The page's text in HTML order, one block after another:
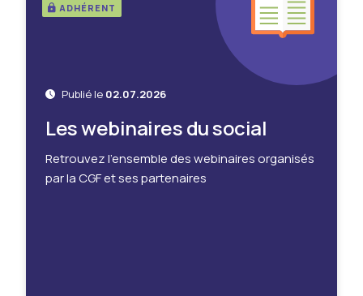
ADHÉRENT
Publié le 02.07.2026
Les webinaires du social
Retrouvez l'ensemble des webinaires organisés
par la CGF et ses partenaires